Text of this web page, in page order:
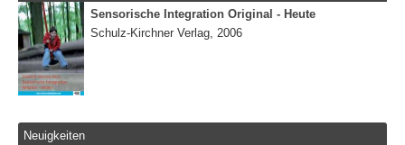
Sensorische Integration Original - Heute
Schulz-Kirchner Verlag, 2006
Neuigkeiten